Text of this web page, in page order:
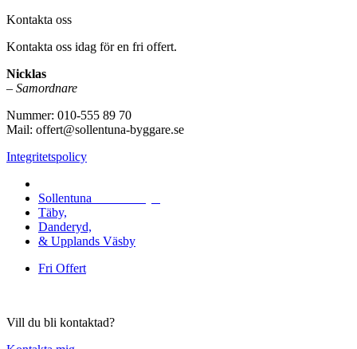
Kontakta oss
Kontakta oss idag för en fri offert.
Nicklas
– Samordnare
Nummer: 010-555 89 70
Mail: offert@sollentuna-byggare.se
Integritetspolicy
Sollentuna
Täby,
Danderyd,
& Upplands Väsby
Fri Offert
Vill du bli kontaktad?